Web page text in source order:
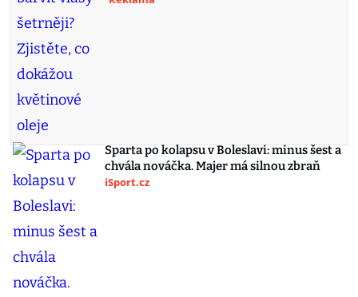
Sparta po kolapsu v Boleslavi: minus šest a
chvála nováčka. Majer má silnou zbraň
iSport.cz